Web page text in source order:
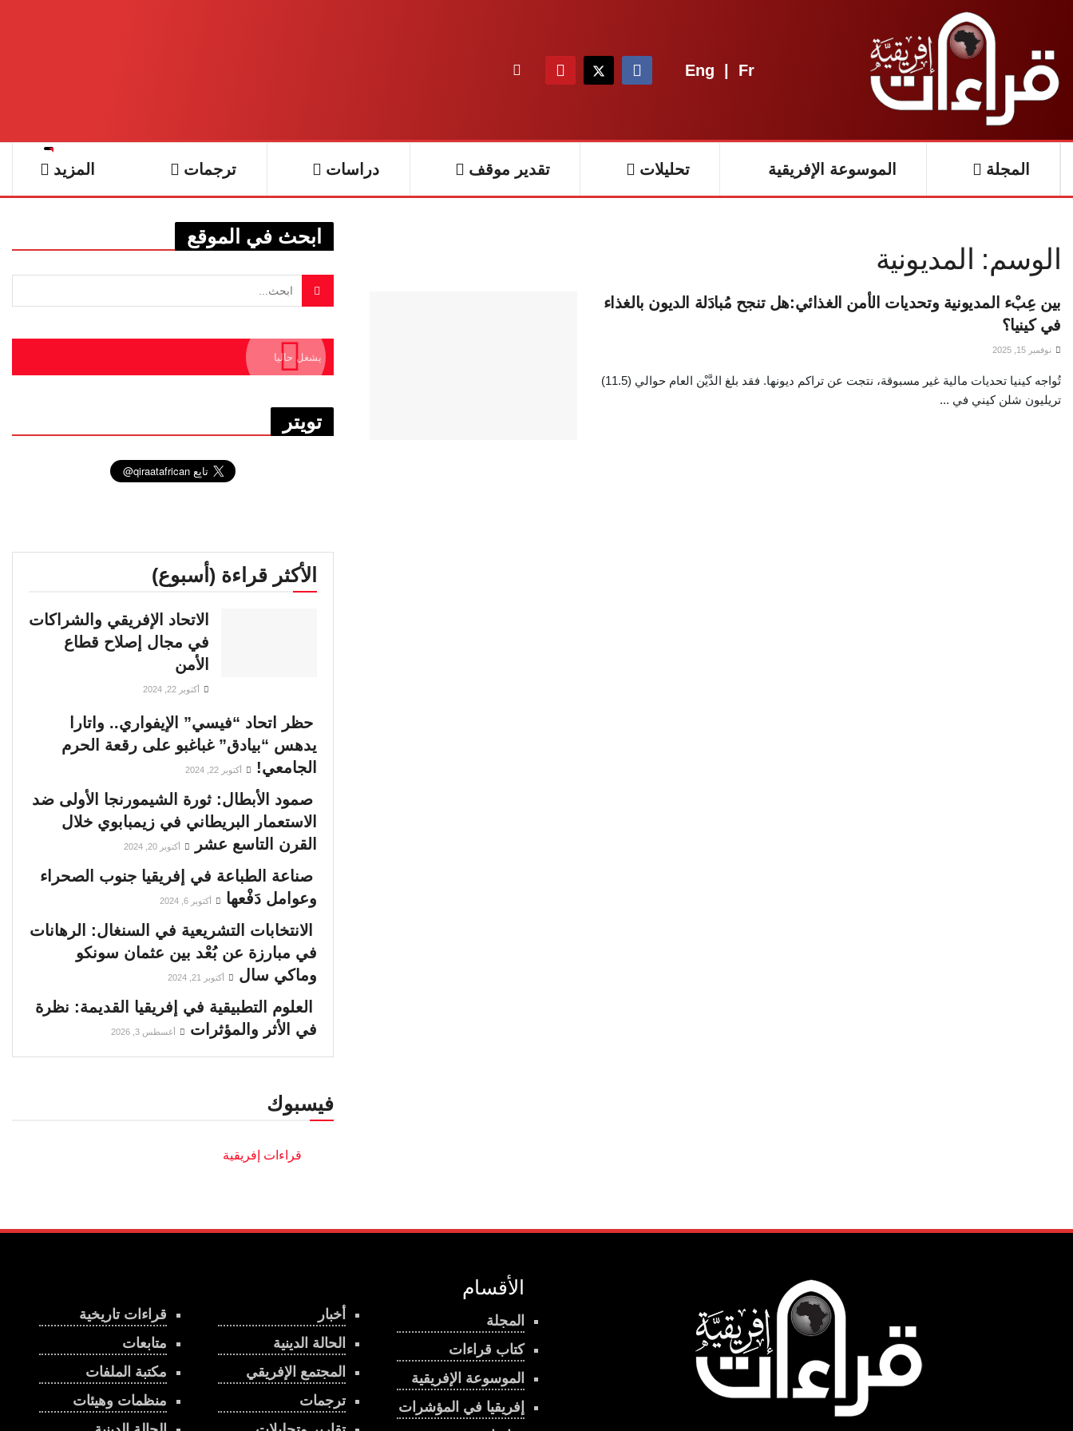
Eng | Fr
المجلة الموسوعة الإفريقية تحليلات تقدير موقف دراسات ترجمات المزيد
الوسم: المديونية
بين عِبْء المديونية وتحديات الأمن الغذائي:هل تنجح مُبادَلة الديون بالغذاء
في كينيا؟
نوفمبر 15, 2025
تُواجه كينيا تحديات مالية غير مسبوقة، نتجت عن تراكم ديونها. فقد بلغ الدَّيْن العام حوالي (11.5)
تريليون شلن كيني في ...
ابحث في الموقع
يشغل حاليا
تويتر
الأكثر قراءة (أسبوع)
الاتحاد الإفريقي والشراكات
في مجال إصلاح قطاع
الأمن
أكتوبر 22, 2024
حظر اتحاد “فيسي” الإيفواري.. واتارا
يدهس “بيادق” غباغبو على رقعة الحرم
الجامعي!
أكتوبر 22, 2024
صمود الأبطال: ثورة الشيمورنجا الأولى ضد
الاستعمار البريطاني في زيمبابوي خلال
القرن التاسع عشر
أكتوبر 20, 2024
صناعة الطباعة في إفريقيا جنوب الصحراء
وعوامل دَفْعها
أكتوبر 6, 2024
الانتخابات التشريعية في السنغال: الرهانات
في مبارزة عن بُعْد بين عثمان سونكو
وماكي سال
أكتوبر 21, 2024
العلوم التطبيقية في إفريقيا القديمة: نظرة
في الأثر والمؤثرات
أغسطس 3, 2026
فيسبوك
قراءات تاريخية
متابعات
مكتبة الملفات
منظمات وهيئات
أخبار
الحالة الدينية
المجتمع الإفريقي
ترجمات
الأقسام
المجلة
كتاب قراءات
الموسوعة الإفريقية
إفريقيا في المؤشرات